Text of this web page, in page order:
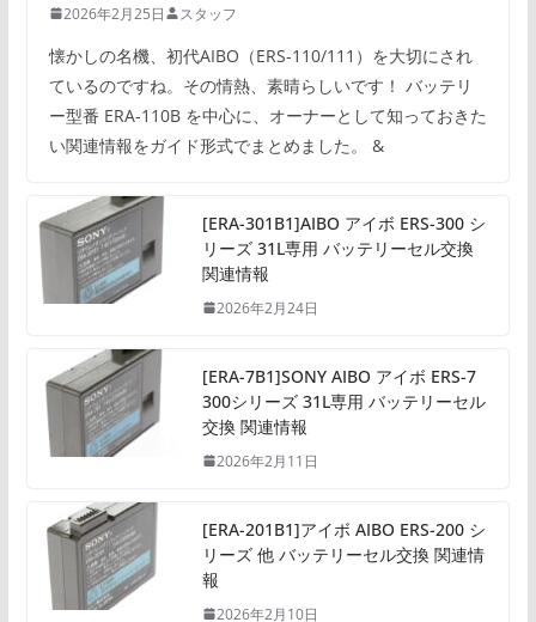
2026年2月25日 スタッフ
懐かしの名機、初代AIBO（ERS-110/111）を大切にされ
ているのですね。その情熱、素晴らしいです！ バッテリ
ー型番 ERA-110B を中心に、オーナーとして知っておきた
い関連情報をガイド形式でまとめました。 &
[ERA-301B1]AIBO アイボ ERS-300 シ
リーズ 31L専用 バッテリーセル交換
関連情報
2026年2月24日
[ERA-7B1]SONY AIBO アイボ ERS-7
300シリーズ 31L専用 バッテリーセル
交換 関連情報
2026年2月11日
[ERA-201B1]アイボ AIBO ERS-200 シ
リーズ 他 バッテリーセル交換 関連情
報
2026年2月10日